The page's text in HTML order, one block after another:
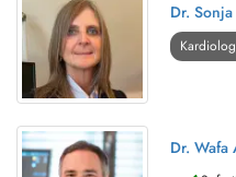
Dr.
Dr. Wafa